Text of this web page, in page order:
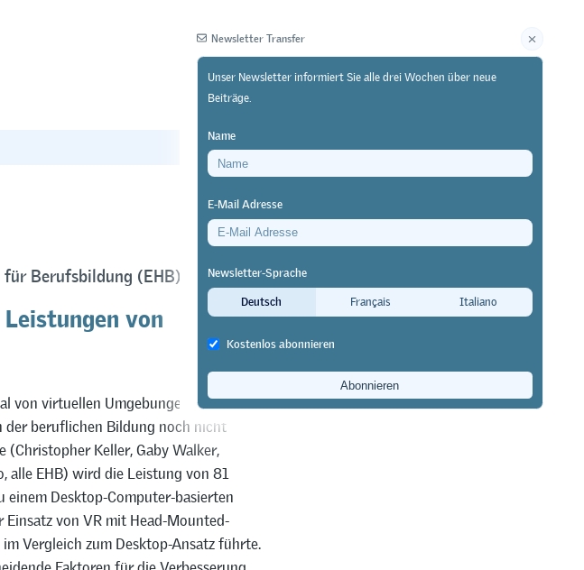
für Berufsbildung (EHB)
von
von virtuellen Umgebungen (VR) zur
der beruflichen Bildung noch nicht
Keller, Gaby Walker,
alle EHB) wird die Leistung von 81
einem Desktop-Computer-basierten
Einsatz von VR mit Head-Mounted-
Vergleich zum Desktop-Ansatz führte.
Newsletter Transfer
Unser Newsletter informiert Sie alle drei Wochen über neue
Beiträge.
Name
E-Mail Adresse
Newsletter-Sprache
Deutsch
Français Italiano
Kostenlos abonnieren